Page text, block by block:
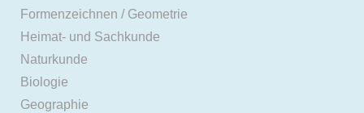
Formenzeichnen / Geometrie
Heimat- und Sachkunde
Naturkunde
Biologie
Geographie